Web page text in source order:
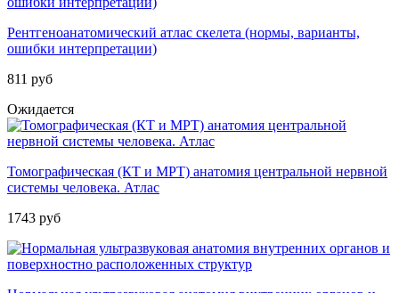
Рентгеноанатомический атлас скелета (нормы, варианты,
ошибки интерпретации)
811 руб
Ожидается
Томографическая (КТ и МРТ) анатомия центральной нервной
системы человека. Атлас
1743 руб